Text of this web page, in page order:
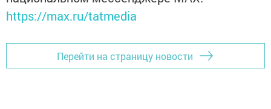
https://max.ru/tatmedia
Перейти на страницу новости